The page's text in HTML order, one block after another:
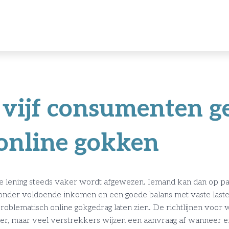
vijf consumenten
gokken
lening steeds vaker wordt afgewezen. Iemand kan dan op
voldoende inkomen en een goede balans met vaste
online gokgedrag laten zien. De richtlijnen voor
maar veel verstrekkers wijzen een aanvraag af wanneer